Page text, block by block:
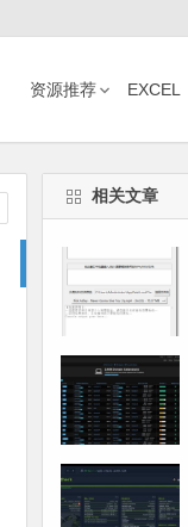
资源推荐 EXCEL
相关文章